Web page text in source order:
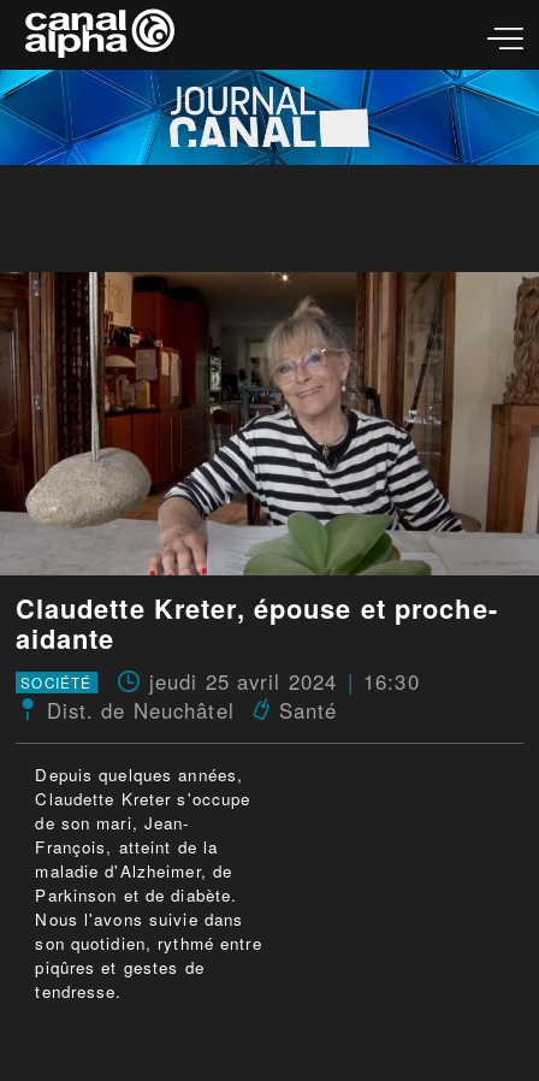
Claudette Kreter, épouse et proche-
aidante
SOCIÉTÉ jeudi 25 avril 2024
16:30
Dist. de Neuchâtel
Santé
Depuis quelques années,
Claudette Kreter s'occupe
de son mari, Jean-
François, atteint de la
maladie d'Alzheimer, de
Parkinson et de diabète.
Nous l'avons suivie dans
son quotidien, rythmé entre
piqûres et gestes de
tendresse.